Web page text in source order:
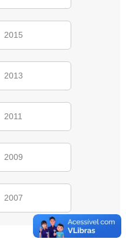
2015
2013
2011
2009
2007